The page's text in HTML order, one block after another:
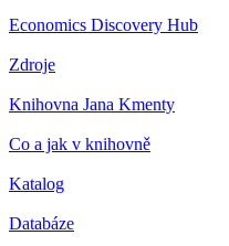
Economics Discovery Hub
Zdroje
Knihovna Jana Kmenty
Co a jak v knihovně
Katalog
Databáze